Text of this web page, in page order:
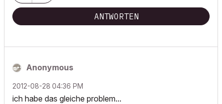
ANTWORTEN
Anonymous
‎2012-08-28 04:36 PM
ich habe das gleiche problem...